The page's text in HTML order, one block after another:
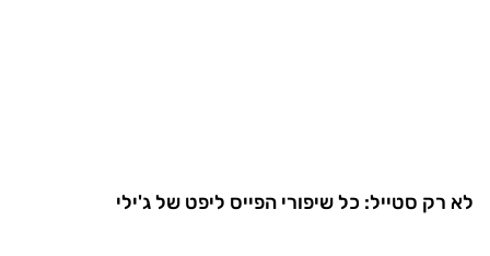
לא רק סטייל: כל שיפורי הפייס ליפט של ג'ילי